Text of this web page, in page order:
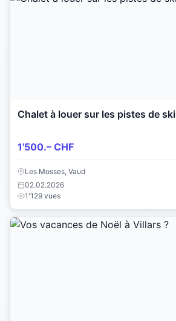
Chalet à louer sur les pistes de ski
1'500.– CHF
Les Mosses, Vaud
02.02.2026
1'129 vues